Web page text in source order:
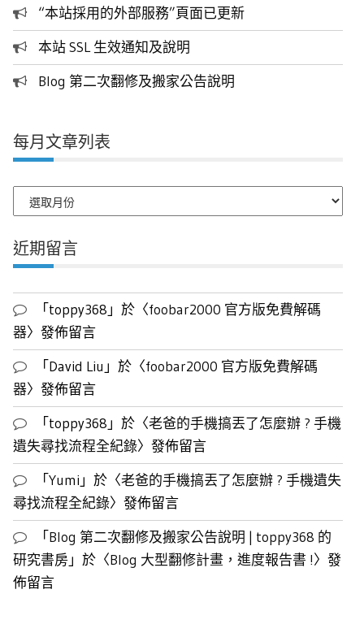
“本站採用的外部服務”頁面已更新
本站 SSL 生效通知及說明
Blog 第二次翻修及搬家公告說明
每月文章列表
月
章
列
近期留言
「toppy368 」於〈foobar2000 官方版免費解碼
器〉發佈留言
「David Liu 」於〈foobar2000 官方版免費解碼
器〉發佈留言
「toppy368 」於〈老爸的手機搞丟了怎麼辦 ? 手機
遺失尋找流程全紀錄〉發佈留言
「Yumi 」於〈老爸的手機搞丟了怎麼辦 ? 手機遺失
尋找流程全紀錄〉發佈留言
「Blog 第二次翻修及搬家公告說明 | toppy368 的
研究書房」於〈Blog 大型翻修計畫，進度報告書 !〉發
佈留言